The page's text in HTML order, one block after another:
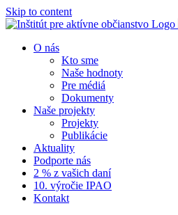
Skip to content
O nás
Kto sme
Naše hodnoty
Pre médiá
Dokumenty
Naše projekty
Projekty
Publikácie
Aktuality
Podporte nás
2 % z vašich daní
10. výročie IPAO
Kontakt